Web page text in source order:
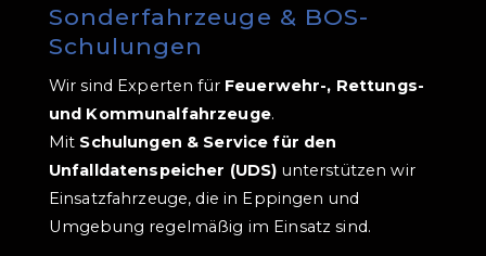
Sonderfahrzeuge & BOS-
Schulungen
Wir sind Experten für Feuerwehr-, Rettungs-
und Kommunalfahrzeuge.
Mit Schulungen & Service für den
Unfalldatenspeicher (UDS) unterstützen wir
Einsatzfahrzeuge, die in Eppingen und
Umgebung regelmäßig im Einsatz sind.